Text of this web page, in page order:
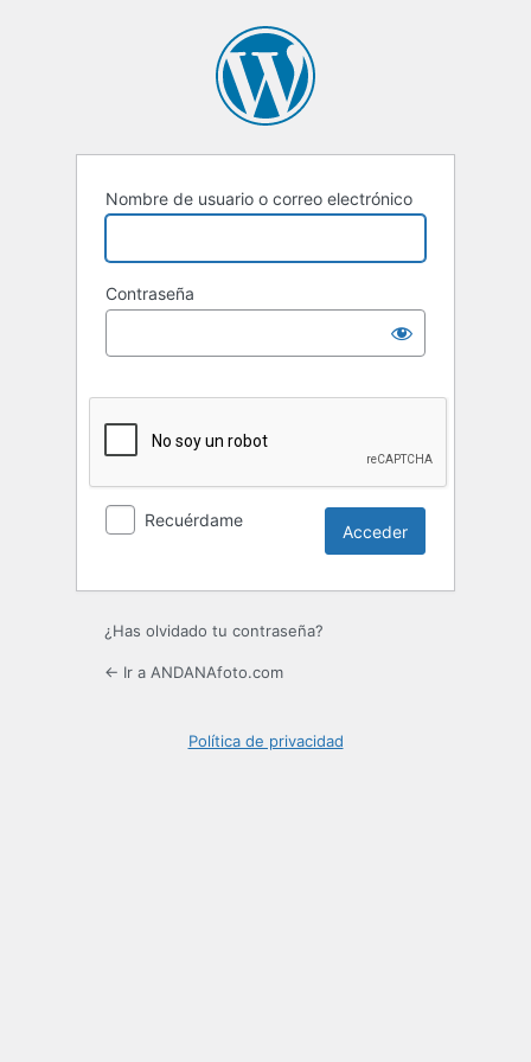
Nombre de usuario o correo electrónico
Contraseña
Recuérdame
¿Has olvidado tu contraseña?
← Ir a ANDANAfoto.com
Política de privacidad